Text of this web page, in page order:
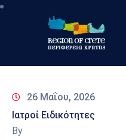
Περιφέρεια
&
Δράσεις
26 Μαΐου, 2026
Ιατροί Ειδικότητες
By